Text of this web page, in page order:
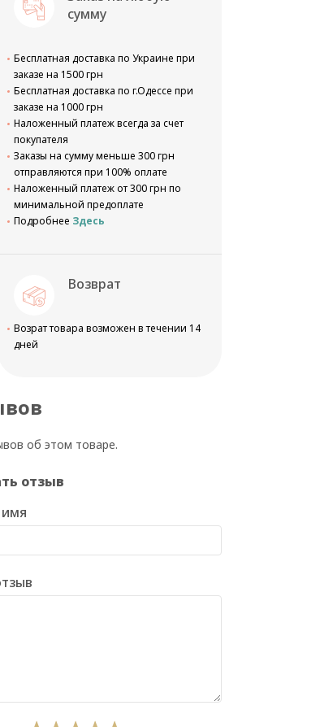
сумму
Бесплатная доставка по Украине при
заказе на 1500 грн
Бесплатная доставка по г.Одессе при
заказе на 1000 грн
Наложенный платеж всегда за счет
покупателя
Заказы на сумму меньше 300 грн
отправляются при 100% оплате
Наложенный платеж от 300 грн по
минимальной предоплате
Подробнее Здесь
Возврат
Возрат товара возможен в течении 14
дней
об этом товаре.
отзыв